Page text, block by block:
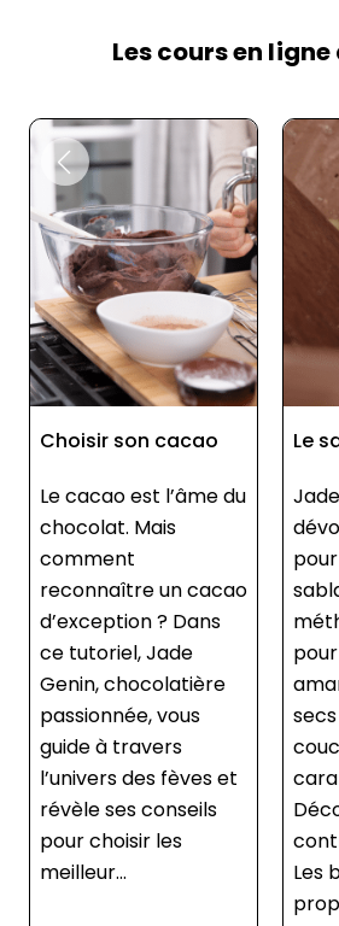
Les cours en
Le sablage
Jade Genin vous
dévoile sa technique
pour réussir le
sablage, une
méthode essentielle
pour enrober
amandes ou fruits
secs d’une fine
couche de sucre
caramélisé.
Découvrez : Le
contrôle de la cuisson
Les bonnes